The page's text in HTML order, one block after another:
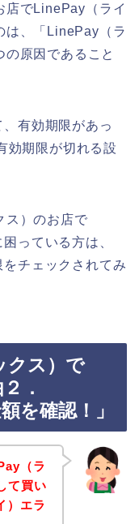
店でLinePay（ライ
は、「LinePay（ラ
原因であること
有効期限があっ
効期限が切れる設
ス）のお店で
っている方は、
チェックされてみ
クス）で
．
を確認！」
（ラ
て買い
）エラ